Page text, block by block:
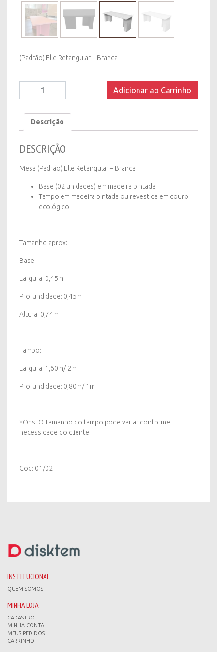
(Padrão) Elle Retangular – Branca
(Padrão)
Retangular
quantity
Adicionar ao Carrinho
Descrição
DESCRIÇÃO
Mesa (Padrão) Elle Retangular – Branca
Base (02 unidades) em madeira pintada
Tampo em madeira pintada ou revestida em couro
ecológico
Tamanho aprox:
Base:
Largura: 0,45m
Profundidade: 0,45m
Altura: 0,74m
Tampo:
Largura: 1,60m/ 2m
Profundidade: 0,80m/ 1m
*Obs: O Tamanho do tampo pode variar conforme
necessidade do cliente
Cod: 01/02
INSTITUCIONAL
QUEM SOMOS
MINHA LOJA
CADASTRO
MINHA CONTA
MEUS PEDIDOS
CARRINHO